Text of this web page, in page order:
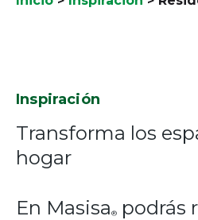
Inspiración
Transforma los
hogar
En Masisa®
podrás